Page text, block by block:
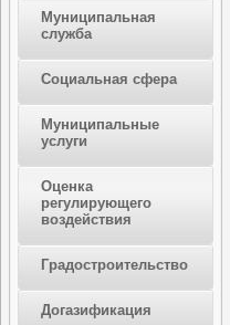
Муниципальная
служба
Социальная сфера
Муниципальные
услуги
Оценка
регулирующего
воздействия
Градостроительство
Догазификация